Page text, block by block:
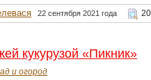
22 сентября 2021 года
кукурузой «Пикник»
и огород